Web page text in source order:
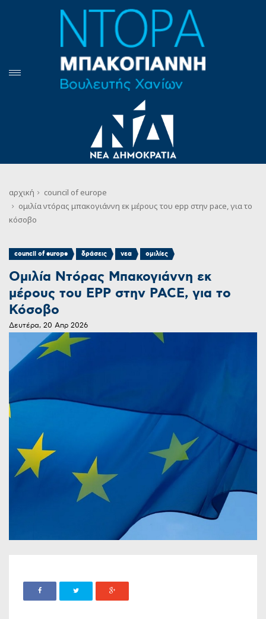
αρχική
council of europe
ομιλία ντόρας μπακογιάννη εκ μέρους του epp στην pace, για το
κόσοβο
council of europe , δράσεις , νεα , ομιλίες
Ομιλία Ντόρας Μπακογιάννη εκ
μέρους του EPP στην PACE, για το
Κόσοβο
Δευτέρα, 20 Απρ 2026